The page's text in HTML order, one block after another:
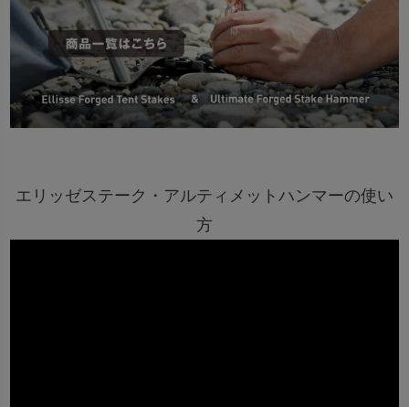
エリッゼステーク・アルティメットハンマーの使い
方